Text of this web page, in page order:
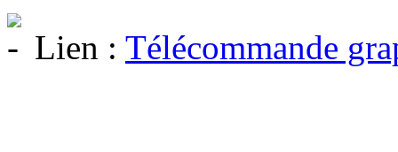
Lien : Télécommande